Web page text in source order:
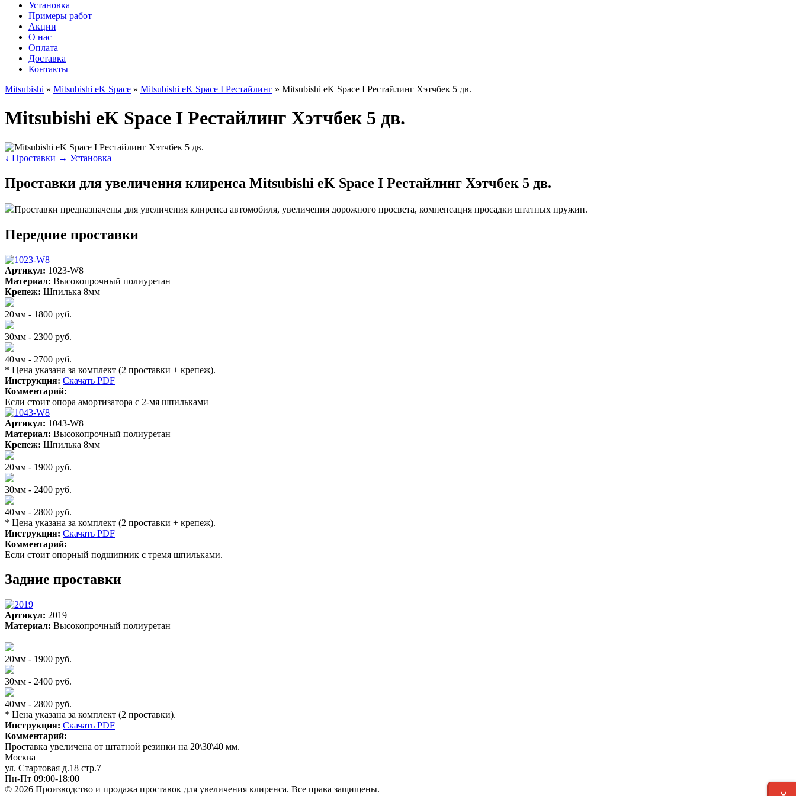
Установка
Примеры работ
Акции
О нас
Оплата
Доставка
Контакты
Mitsubishi » Mitsubishi eK Space » Mitsubishi eK Space I Рестайлинг » Mitsubishi eK Space I Рестайлинг Хэтчбек 5 дв.
Mitsubishi eK Space I Рестайлинг Хэтчбек 5 дв.
↓ Проставки → Установка
Проставки для увеличения клиренса Mitsubishi eK Space I Рестайлинг Хэтчбек 5 дв.
Проставки предназначены для увеличения клиренса автомобиля, увеличения дорожного просвета, компенсация просадки штатных пружин.
Передние проставки
Артикул: 1023-W8
Материал: Высокопрочный полиуретан
Крепеж: Шпилька 8мм
20мм - 1800 руб.
30мм - 2300 руб.
40мм - 2700 руб.
* Цена указана за комплект (2 проставки + крепеж).
Инструкция: Скачать PDF
Комментарий:
Если стоит опора амортизатора с 2-мя шпильками
Артикул: 1043-W8
Материал: Высокопрочный полиуретан
Крепеж: Шпилька 8мм
20мм - 1900 руб.
30мм - 2400 руб.
40мм - 2800 руб.
* Цена указана за комплект (2 проставки + крепеж).
Инструкция: Скачать PDF
Комментарий:
Если стоит опорный подшипник с тремя шпильками.
Задние проставки
Артикул: 2019
Материал: Высокопрочный полиуретан
20мм - 1900 руб.
30мм - 2400 руб.
40мм - 2800 руб.
* Цена указана за комплект (2 проставки).
Инструкция: Скачать PDF
Комментарий:
Проставка увеличена от штатной резинки на 20\30\40 мм.
Москва
ул. Стартовая д.18 стр.7
Пн-Пт 09:00-18:00
© 2026 Производство и продажа проставок для увеличения клиренса. Все права защищены.